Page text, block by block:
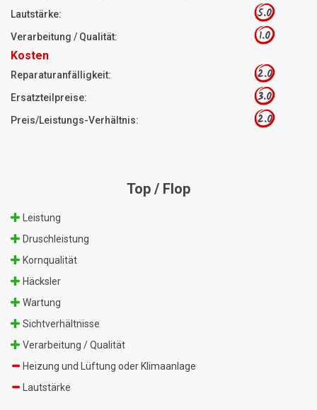
Lautstärke: 5.0
Verarbeitung / Qualität: 1.0
Kosten
Reparaturanfälligkeit: 2.0
Ersatzteilpreise: 3.0
Preis/Leistungs-Verhältnis: 2.0
Top / Flop
Leistung
Druschleistung
Kornqualität
Häcksler
Wartung
Sichtverhältnisse
Verarbeitung / Qualität
Heizung und Lüftung oder Klimaanlage
Lautstärke